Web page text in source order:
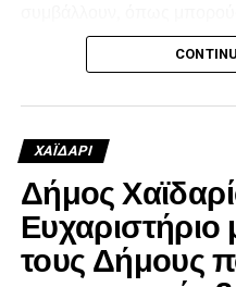
και αν δεν είχαν οι ίδιοι
τους απλώς, γιατί
Είδαμε, όμως, και κάποιους
προσέτρεξαν να
εθελοντών και
εκείνους δεν θα γινόταν
πυροσβέστες και οι
τους, παραμένοντας
ΧΑΪΔΑΡΙ
Δήμος
τους Δήμους